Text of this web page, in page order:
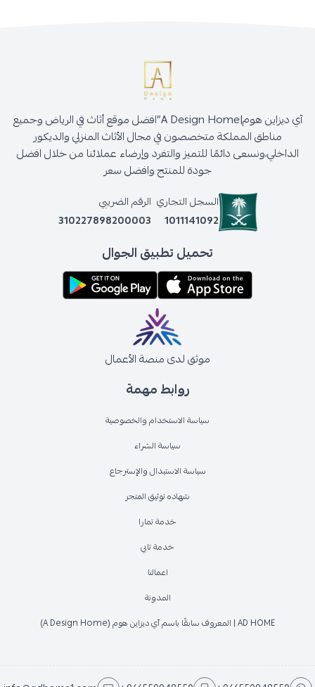
روابط مهمة
سياسة الاستخدام والخصوصية
سياسة الشراء
سياسة الاستبدال والإسترجاع
شهاده توثيق المتجر
خدمة تمارا
خدمة تابي
اعمالنا
المدونة
AD HOME | المعروف سابقًا باسم آي ديزاين هوم (A Design Home)
آي ديزاين هوم|A Design Home”افضل موقع أثاث في الرياض وجميع
مناطق المملكة متخصصون في مجال الأثاث المنزلي والديكور
الداخلي،ونسعى دائمًا للتميز والتفرد وإرضاء عملائنا من خلال افضل
جودة للمنتج وافضل سعر
السجل التجاري
1011141092
الرقم الضريبي
310227898200003
تحميل تطبيق الجوال
موثق لدى منصة الأعمال